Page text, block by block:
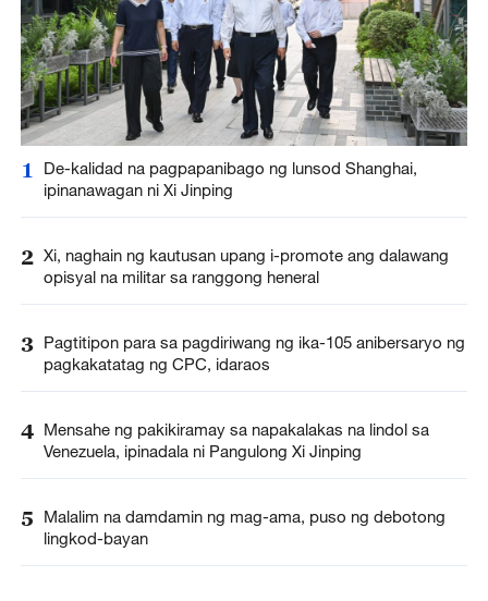
1
De-kalidad na pagpapanibago ng lunsod Shanghai,
ipinanawagan ni Xi Jinping
2 Xi, naghain ng kautusan upang i-promote ang dalawang
opisyal na militar sa ranggong heneral
3 Pagtitipon para sa pagdiriwang ng ika-105 anibersaryo ng
pagkakatatag ng CPC, idaraos
4 Mensahe ng pakikiramay sa napakalakas na lindol sa
Venezuela, ipinadala ni Pangulong Xi Jinping
5
Malalim na damdamin ng mag-ama, puso ng debotong
lingkod-bayan